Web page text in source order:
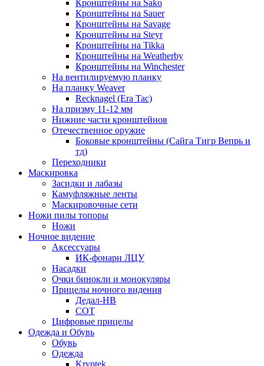
Кронштейны на Sako
Кронштейны на Sauer
Кронштейны на Savage
Кронштейны на Steyr
Кронштейны на Tikka
Кронштейны на Weatherby
Кронштейны на Winchester
На вентилируемую планку
На планку Weaver
Recknagel (Era Tac)
На призму 11-12 мм
Нижние части кронштейнов
Отечественное оружие
Боковые кронштейны (Сайга Тигр Вепрь и
тд)
Переходники
Маскировка
Засидки и лабазы
Камуфляжные ленты
Маскировочные сети
Ножи пилы топоры
Ножи
Ночное видение
Аксессуары
ИК-фонари ЛЦУ
Насадки
Очки бинокли и монокуляры
Прицелы ночного видения
Дедал-НВ
СОТ
Цифровые прицелы
Одежда и Обувь
Обувь
Одежда
Kryptek